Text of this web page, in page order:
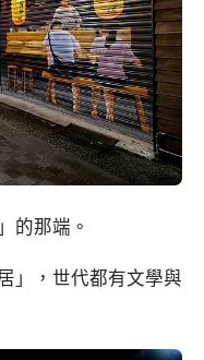
的那端。
」，世代都有文學與